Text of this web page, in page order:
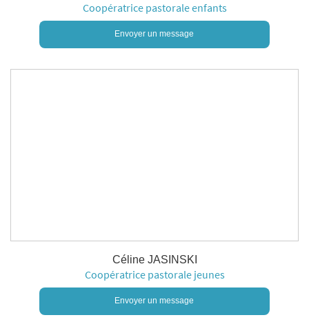
Coopératrice pastorale enfants
Envoyer un message
Céline JASINSKI
Coopératrice pastorale jeunes
Envoyer un message